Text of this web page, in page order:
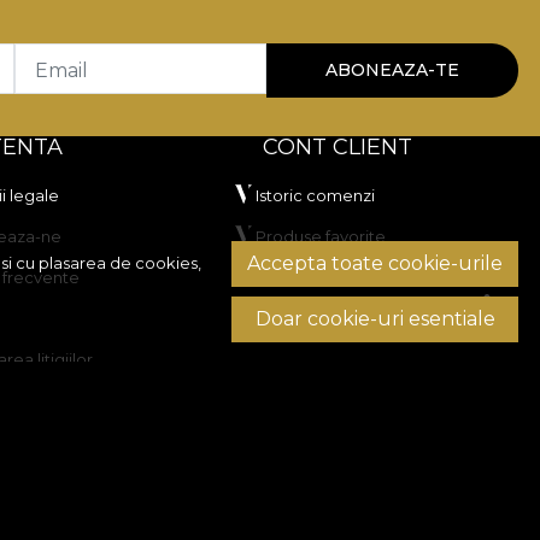
si cu plasarea de cookies,
Accepta toate cookie-urile
Doar cookie-uri esentiale
Email ABONEAZA-TE
legale
ne
frecvente
litigiilor
CONT CLIENT
Istoric comenzi
Produse favorite
Metode de plata
Transport si retururi